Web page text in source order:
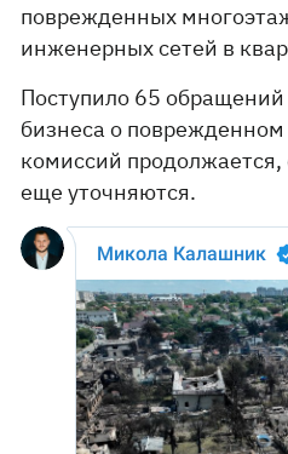
поврежденных
инженерных сетей в
Поступило 65 обращений
бизнеса о
комиссий
еще уточняются.